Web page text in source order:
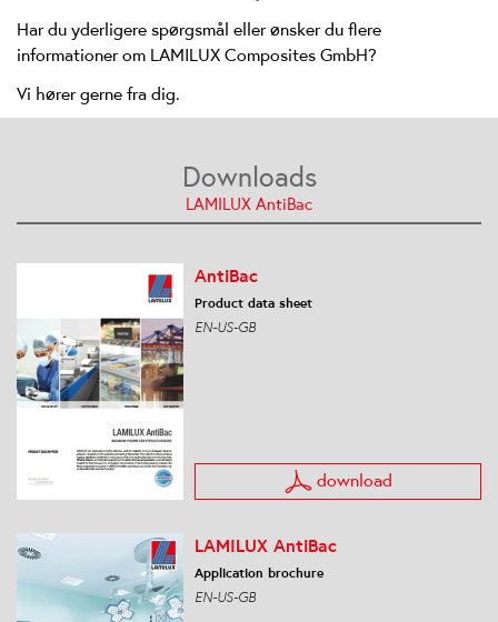
Har du yderligere spørgsmål eller ønsker du flere
informationer om LAMILUX Composites GmbH?
Vi hører gerne fra dig.
Downloads
LAMILUX AntiBac
AntiBac
Product data sheet
EN-US-GB
download
LAMILUX AntiBac
Application brochure
EN-US-GB